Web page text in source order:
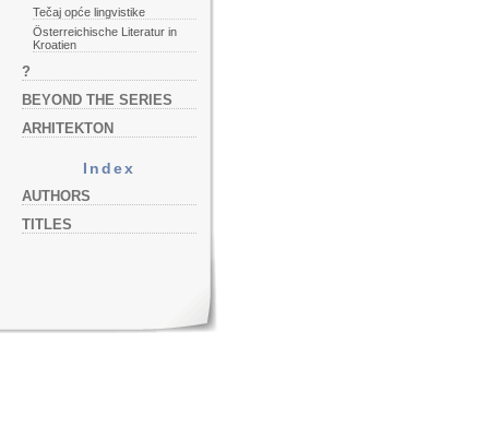
Tečaj opće lingvistike
Österreichische Literatur in
Kroatien
?
BEYOND THE SERIES
ARHITEKTON
Index
AUTHORS
TITLES